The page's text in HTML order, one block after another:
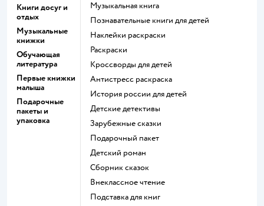
Книги досуг и
отдых
Музыкальные
книжки
Обучающая
литература
Первые книжки
малыша
Подарочные
пакеты и
упаковка
музыкальная книга
познавательные книги для детей
наклейки раскраски
раскраски
кроссворды для детей
антистресс раскраска
история россии для детей
детские детективы
зарубежные сказки
подарочный пакет
детский роман
сборник сказок
внеклассное чтение
подставка для книг